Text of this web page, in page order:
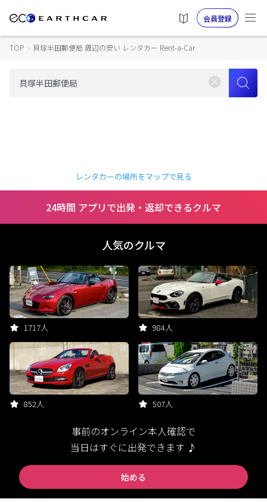
会員登録
TOP › 貝塚半田郵便局 周辺の安い レンタカー Rent-a-Car
レンタカーの場所をマップで見る
24時間 アプリで出発・返却できるクルマ
人気のクルマ
1717人 984人
852人 507人
事前のオンライン本人確認で
当日はすぐに出発できます ♪
始める